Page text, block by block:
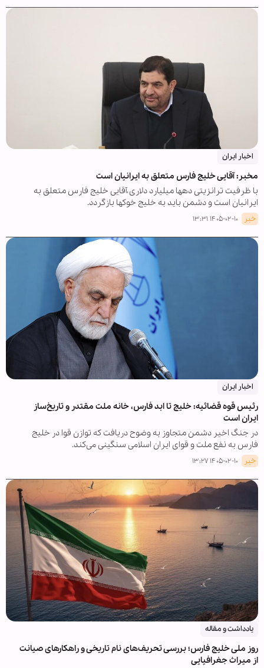
اخبار ایران
مخبر: آقایی خلیج فارس متعلق به ایرانیان است
با ظرفیت ترانزیتی دهها میلیارد دلاری،آقایی خلیج فارس متعلق به
ایرانیان است و دشمن باید به خلیج خوکها بازگردد.
خبر ۱۴۰۵-۰۲-۱۰ ۱۳:۳۱
اخبار ایران
رئیس قوه قضائیه: خلیج تا ابد فارس، خانه ملت مقتدر و تاریخ‌ساز
ایران است
در جنگ اخیر دشمن متجاوز به وضوح دریافت که توازن قوا در خلیج
فارس به نفع ملت و قوای ایران اسلامی سنگینی می‌کند.
خبر ۱۴۰۵-۰۲-۱۰ ۱۳:۲۷
یادداشت و مقاله
روز ملی خلیج فارس؛ بررسی تحریف‌های نام تاریخی و راهکارهای صیانت
از میراث جغرافیایی